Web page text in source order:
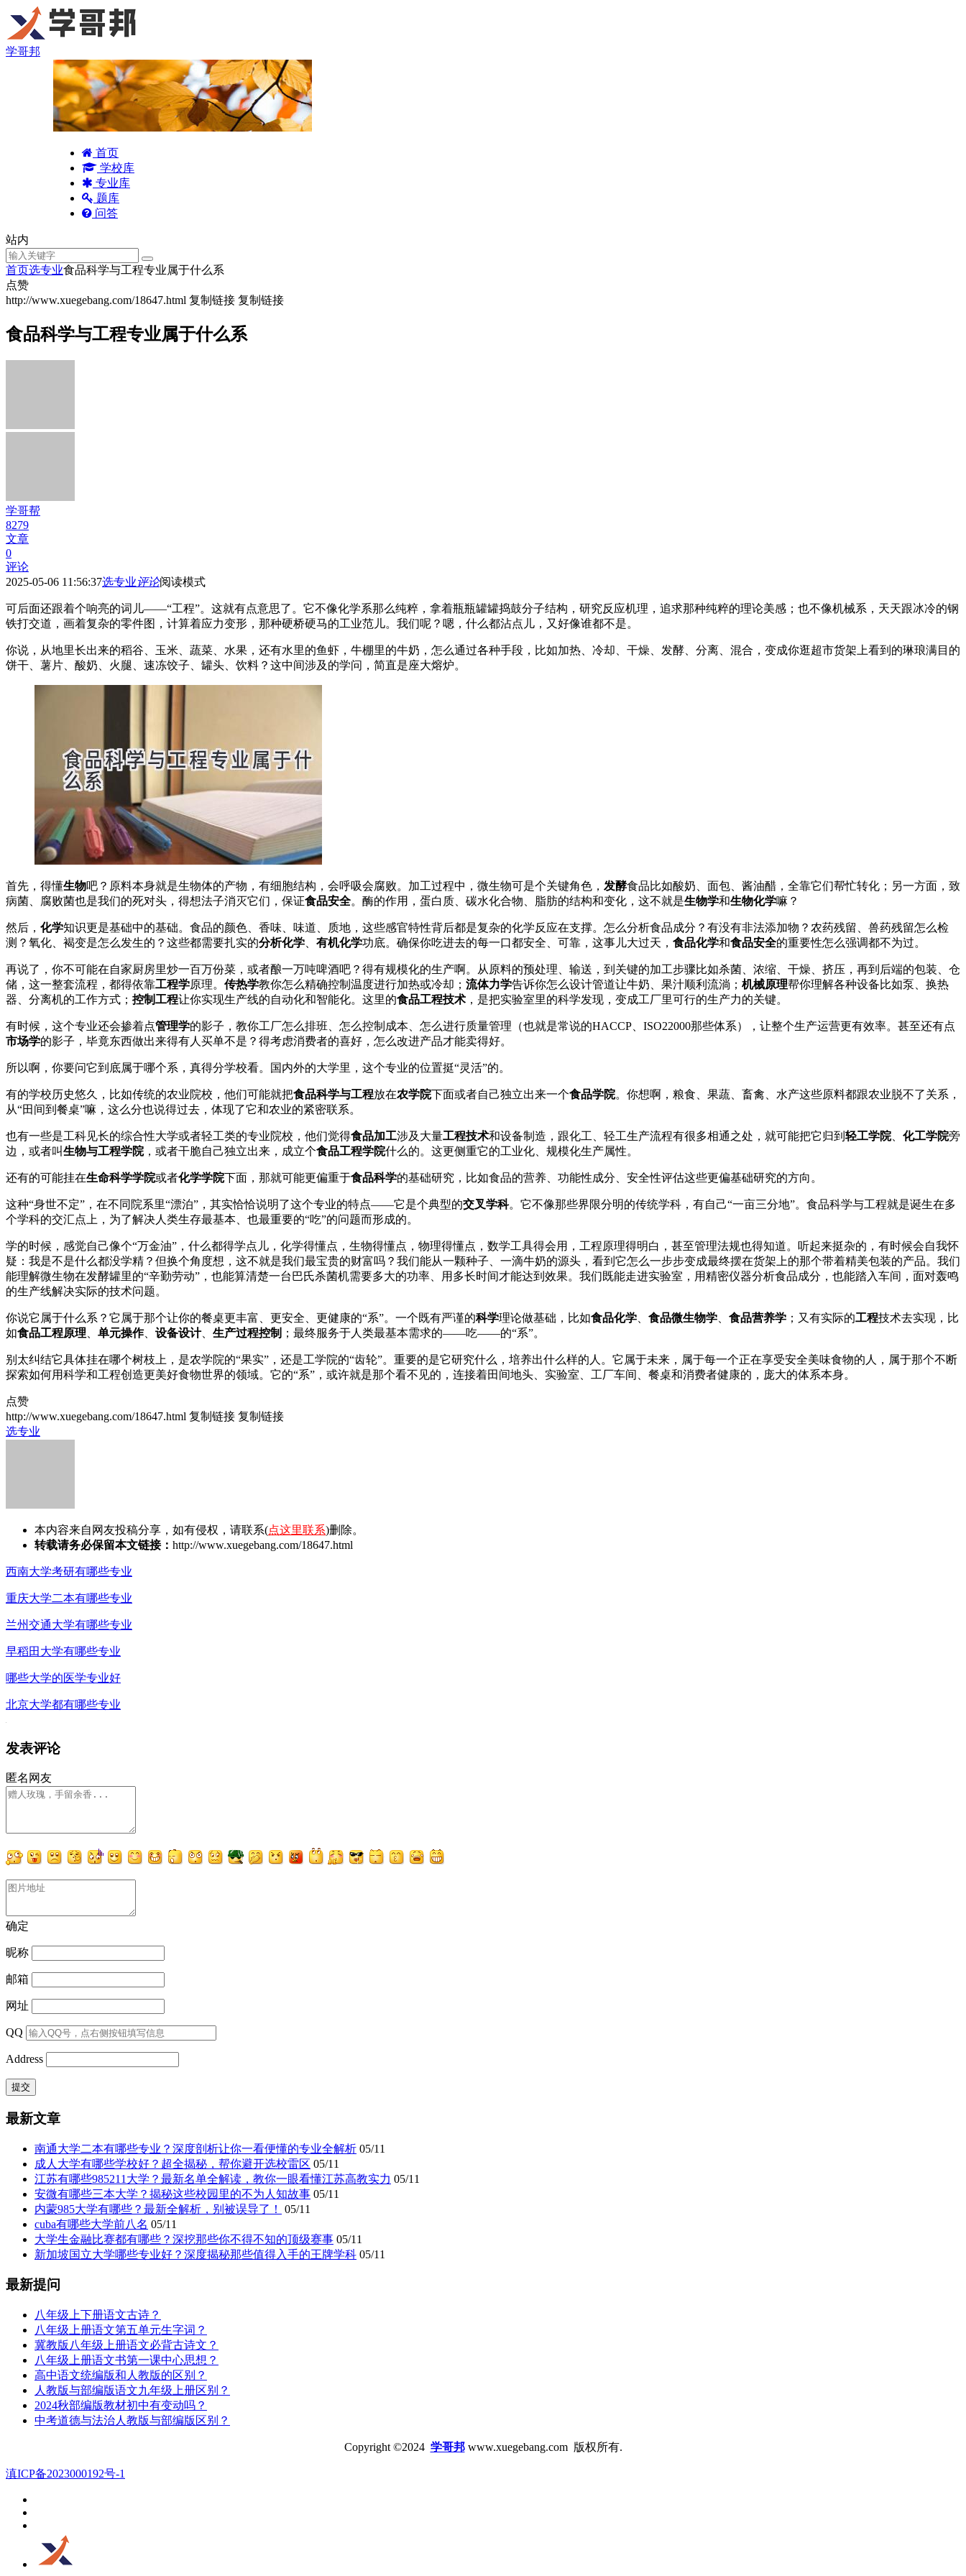
学哥邦
首页
学校库
专业库
题库
问答
站内
首页选专业食品科学与工程专业属于什么系
点赞
http://www.xuegebang.com/18647.html 复制链接 复制链接
食品科学与工程专业属于什么系
学哥帮
8279
文章
0
评论
2025-05-06 11:56:37选专业评论阅读模式
可后面还跟着个响亮的词儿——“工程”。这就有点意思了。它不像化学系那么纯粹，拿着瓶瓶罐罐捣鼓分子结构，研究反应机理，追求那种纯粹的理论美感；也不像机械系，天天跟冰冷的钢
铁打交道，画着复杂的零件图，计算着应力变形，那种硬桥硬马的工业范儿。我们呢？嗯，什么都沾点儿，又好像谁都不是。
你说，从地里长出来的稻谷、玉米、蔬菜、水果，还有水里的鱼虾，牛棚里的牛奶，怎么通过各种手段，比如加热、冷却、干燥、发酵、分离、混合，变成你逛超市货架上看到的琳琅满目的
饼干、薯片、酸奶、火腿、速冻饺子、罐头、饮料？这中间涉及的学问，简直是座大熔炉。
首先，得懂生物吧？原料本身就是生物体的产物，有细胞结构，会呼吸会腐败。加工过程中，微生物可是个关键角色， 发酵食品比如酸奶、面包、酱油醋，全靠它们帮忙转化；另一方面，致
病菌、腐败菌也是我们的死对头，得想法子消灭它们，保证食品安全。酶的作用，蛋白质、碳水化合物、脂肪的结构和变化，这不就是生物学和生物化学嘛？
然后， 化学知识更是基础中的基础。食品的颜色、香味、味道、质地，这些感官特性背后都是复杂的化学反应在支撑。怎么分析食品成分？有没有非法添加物？农药残留、兽药残留怎么检
测？氧化、褐变是怎么发生的？这些都需要扎实的分析化学 有机化学功底。确保你吃进去的每一口都安全、可靠，这事儿大过天， 食品化学和食品安全的重要性怎么强调都不为过。
再说了，你不可能在自家厨房里炒一百万份菜，或者酿一万吨啤酒吧？得有规模化的生产啊。从原料的预处理、输送，到关键的加工步骤比如杀菌、浓缩、干燥、挤压，再到后端的包装、仓
储，这一整套流程，都得依靠工程学原理。 传热学教你怎么精确控制温度进行加热或冷却； 流体力学告诉你怎么设计管道让牛奶、果汁顺利流淌； 机械原理帮你理解各种设备比如泵、换热
器、分离机的工作方式； 控制工程让你实现生产线的自动化和智能化。这里的食品工程技术 ，是把实验室里的科学发现，变成工厂里可行的生产力的关键。
有时候，这个专业还会掺着点管理学的影子，教你工厂怎么排班、怎么控制成本、怎么进行质量管理（也就是常说的HACCP、ISO22000那些体系），让整个生产运营更有效率。甚至还有点
市场学的影子，毕竟东西做出来得有人买单不是？得考虑消费者的喜好，怎么改进产品才能卖得好。
所以啊，你要问它到底属于哪个系，真得分学校看。国内外的大学里，这个专业的位置挺“灵活”的。
有的学校历史悠久，比如传统的农业院校，他们可能就把食品科学与工程放在农学院下面或者自己独立出来一个食品学院。你想啊，粮食、果蔬、畜禽、水产这些原料都跟农业脱不了关系，
从“田间到餐桌”嘛，这么分也说得过去，体现了它和农业的紧密联系。
也有一些是工科见长的综合性大学或者轻工类的专业院校，他们觉得食品加工涉及大量工程技术和设备制造，跟化工、轻工生产流程有很多相通之处，就可能把它归到 轻工学院、 化工学院旁
边，或者叫生物与工程学院，或者干脆自己独立出来，成立个食品工程学院什么的。这更侧重它的工业化、规模化生产属性。
还有的可能挂在生命科学学院或者化学学院下面，那就可能更偏重于食品科学的基础研究，比如食品的营养、功能性成分、安全性评估这些更偏基础研究的方向。
这种“身世不定”，在不同院系里“漂泊”，其实恰恰说明了这个专业的特点——它是个典型的交叉学科。它不像那些界限分明的传统学科，有自己“一亩三分地”。食品科学与工程就是诞生在多
个学科的交汇点上，为了解决人类生存最基本、也最重要的“吃”的问题而形成的。
学的时候，感觉自己像个“万金油”，什么都得学点儿，化学得懂点，生物得懂点，物理得懂点，数学工具得会用，工程原理得明白，甚至管理法规也得知道。听起来挺杂的，有时候会自我怀
疑：我是不是什么都没学精？但换个角度想，这不就是我们最宝贵的财富吗？我们能从一颗种子、一滴牛奶的源头，看到它怎么一步步变成最终摆在货架上的那个带着精美包装的产品。我们
能理解微生物在发酵罐里的“辛勤劳动”，也能算清楚一台巴氏杀菌机需要多大的功率、用多长时间才能达到效果。我们既能走进实验室，用精密仪器分析食品成分，也能踏入车间，面对轰鸣
的生产线解决实际的技术问题。
你说它属于什么系？它属于那个让你的餐桌更丰富、更安全、更健康的“系”。一个既有严谨的科学理论做基础，比如食品化学 食品微生物学 食品营养学 ；又有实际的工程技术去实现，比
如食品工程原理 单元操作、 设备设计、 生产过程控制 ；最终服务于人类最基本需求的——吃——的“系”。
别太纠结它具体挂在哪个树枝上，是农学院的“果实”，还是工学院的“齿轮”。重要的是它研究什么，培养出什么样的人。它属于未来，属于每一个正在享受安全美味食物的人，属于那个不断
探索如何用科学和工程创造更美好食物世界的领域。它的“系”，或许就是那个看不见的，连接着田间地头、实验室、工厂车间、餐桌和消费者健康的，庞大的体系本身。
点赞
http://www.xuegebang.com/18647.html 复制链接 复制链接
选专业
本内容来自网友投稿分享，如有侵权，请联系(点这里联系)删除。
转载请务必保留本文链接： http://www.xuegebang.com/18647.html
西南大学考研有哪些专业
重庆大学二本有哪些专业
兰州交通大学有哪些专业
早稻田大学有哪些专业
哪些大学的医学专业好
北京大学都有哪些专业
发表评论
匿名网友
确定
昵称
邮箱
网址
QQ
Address
最新文章
南通大学二本有哪些专业？深度剖析让你一看便懂的专业全解析 05/11
成人大学有哪些学校好？超全揭秘，帮你避开选校雷区 05/11
江苏有哪些985211大学？最新名单全解读，教你一眼看懂江苏高教实力 05/11
安微有哪些三本大学？揭秘这些校园里的不为人知故事 05/11
内蒙985大学有哪些？最新全解析，别被误导了！
05/11
cuba有哪些大学前八名 05/11
大学生金融比赛都有哪些？深挖那些你不得不知的顶级赛事 05/11
新加坡国立大学哪些专业好？深度揭秘那些值得入手的王牌学科 05/11
最新提问
八年级上下册语文古诗？
八年级上册语文第五单元生字词？
冀教版八年级上册语文必背古诗文？
八年级上册语文书第一课中心思想？
高中语文统编版和人教版的区别？
人教版与部编版语文九年级上册区别？
2024秋部编版教材初中有变动吗？
中考道德与法治人教版与部编版区别？
Copyright ©2024 学哥邦www.xuegebang.com 版权所有.
滇ICP备2023000192号-1